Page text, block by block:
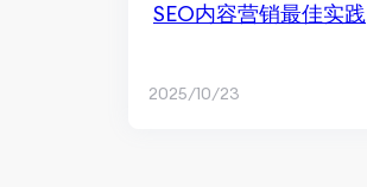
SEO内容营销最佳实践
2025/10/23